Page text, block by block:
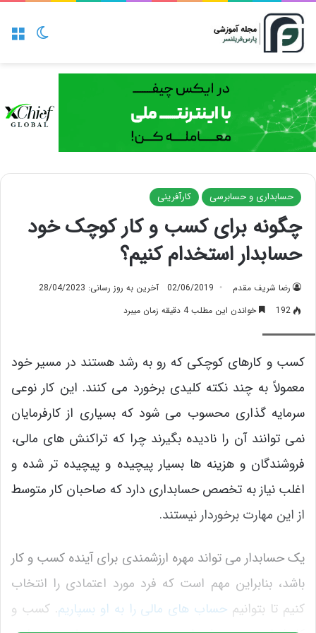
تغییر
حسابداری و حسابرسی کارآفرینی
چگونه برای کسب و کار کوچک خود
حسابدار استخدام کنیم؟
رضا شریف مقدم 02/06/2019
آخرین به روز رسانی: 28/04/2023
192
خواندن این مطلب 4 دقیقه زمان میبرد
کسب و کارهای کوچکی که رو به رشد هستند در مسیر خود
معمولاً به چند نکته کلیدی برخورد می کنند. این کار نوعی
سرمایه گذاری محسوب می شود که بسیاری از کارفرمایان
نمی توانند آن را نادیده بگیرند چرا که تراکنش های مالی،
فروشندگان و هزینه ها بسیار پیچیده و پیچیده تر شده و
اغلب نیاز به تخصص حسابداری دارد که صاحبان کار متوسط
از این مهارت برخوردار نیستند.
یک حسابدار می تواند مهره ارزشمندی برای آینده کسب و کار
باشد، بنابراین مهم است که فرد مورد اعتمادی را انتخاب
کنیم تا بتوانیم حساب های مالی را به او بسپاریم. کسب و